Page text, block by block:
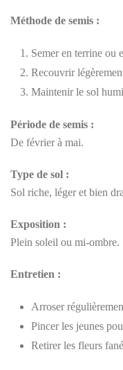
Méthode de semis :
Semer en terrine ou
Recouvrir
Maintenir le sol
Période de semis :
De février à mai.
Type de sol :
Sol riche, léger et bien
Exposition :
Plein soleil ou mi-ombre.
Entretien :
Arroser
Pincer les jeunes
Retirer les fleurs